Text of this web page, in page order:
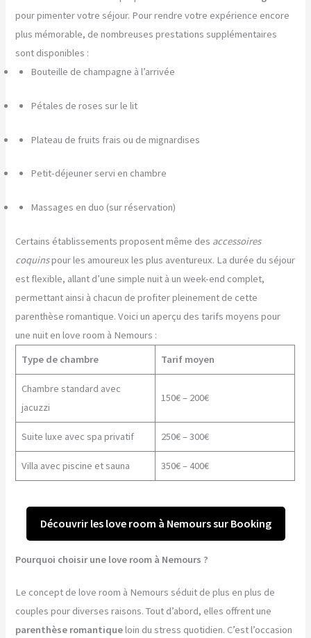
pour pimenter votre séjour. Pour rendre votre expérience encore
plus mémorable, de nombreuses prestations supplémentaires
sont disponibles :
Bouteille de champagne à l’arrivée
Pétales de roses sur le lit
Plateau de fruits frais ou de mignardises
Petit-déjeuner servi en chambre
Massages en duo (sur réservation)
Certains établissements proposent même des accessoires
coquinspour les amoureux les plus aventureux. La durée du séjour
est flexible, allant d’une simple nuit à un week-end complet,
permettant ainsi à chacun de profiter pleinement de cette
parenthèse romantique. Voici un aperçu des tarifs moyens pour
une nuit en love room à Nemours :
Type de chambre
Tarif moyen
Chambre standard avec
jacuzzi
150€ – 200€
Suite luxe avec spa privatif 250€ – 300€
Villa avec piscine et sauna 350€ – 400€
Découvrir les love room à Nemours sur Booking
Pourquoi choisir une love room à Nemours ?
Le concept de love room à Nemours séduit de plus en plus de
couples pour diverses raisons. Tout d’abord, elles offrent une
parenthèse romantiqueloin du stress quotidien. C’est l’occasion